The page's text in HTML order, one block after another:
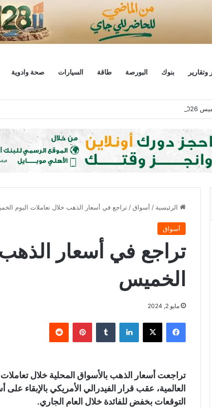
وتقارير بنوك البورصة طاقة السيارات صحة وادوية
التعاملات
الرئيسية / أسواق/ تراجع في أسعار الذهب خلال تعاملات اليوم
أسواق
تراجع في أسعار الذهب
الخميس
مايو 2, 2024
فيسبوك لينكدإن بينتيريست
تراجعت أسعار الذهب بالأسواق المحلية خلال
العالمية، عقب قرار الفيدرالي الأمريكي بالإبقاء
التوقعات بخفض للفائدة خلال العام الجاري.